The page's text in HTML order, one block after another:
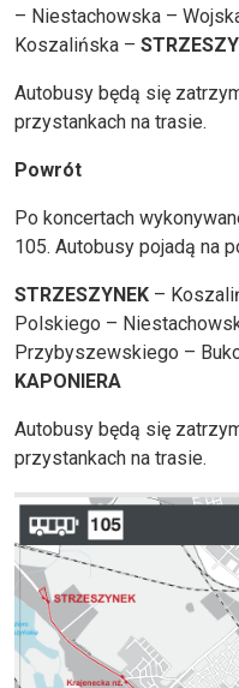
– Niestachowska –
Koszalińska –
Autobusy będą się
przystankach na trasie.
Powrót
Po koncertach
105. Autobusy pojadą na
STRZESZYNEK –
Polskiego –
Przybyszewskiego –
KAPONIERA
Autobusy będą się
przystankach na trasie.